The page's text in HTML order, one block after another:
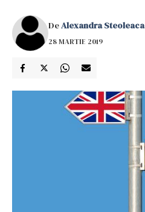
DeAlexandra Steoleaca
28 MARTIE 2019